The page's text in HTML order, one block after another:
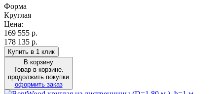
Форма
Круглая
Цена:
169 555 р.
178 135 р.
Купить в 1 клик
В корзину
Товар в корзине.
продолжить покупки
оформить заказ